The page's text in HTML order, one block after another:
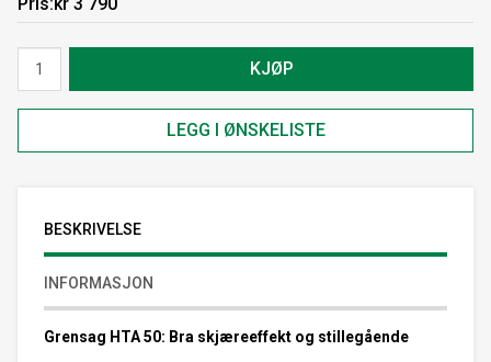
KJØP
LEGG I ØNSKELISTE
BESKRIVELSE
INFORMASJON
Grensag HTA 50: Bra skjæreeffekt og stillegående